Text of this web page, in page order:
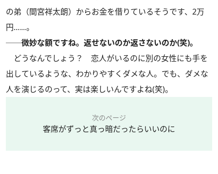
の弟（間宮祥太朗）からお金を借りているそうです、2万
円……。
──微妙な額ですね。返せないのか返さないのか(笑)。
どうなんでしょう？ 恋人がいるのに別の女性にも手を
出しているような、わかりやすくダメな人。でも、ダメな
人を演じるのって、実は楽しいんですよね(笑)。
次のページ
客席がずっと真っ暗だったらいいのに